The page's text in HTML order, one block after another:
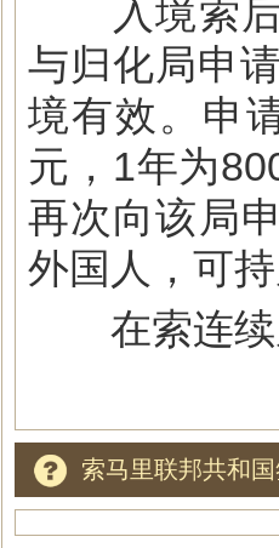
入境索后
与归化局申
境有效。申
元，1年为
再次向该局
外国人，可
在索连续
索马里联邦共和